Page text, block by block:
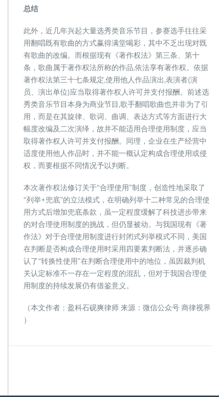
总结
此外，近几年兴起大量选秀类音乐节目，参赛选手往往采
用翻唱既有歌曲的方式赢得满堂喝彩，其中不乏出现对既
有歌曲的改编。而根据现有《著作权法》第三条、第十
条，歌曲属于著作权法所称的作品,依法享有著作权。依据
著作权法第三十七条规定,使用他人作品演出,表演者(演
员、演出单位)应当取得著作权人许可并支付报酬。前述选
秀类音乐节目本身为商业节目,歌手翻唱歌曲也并非为了引
用，而是在其旋律、歌词、曲调、表达方式等方面进行大
幅度改编及二次演绎，故并不能适用合理使用制度，应当
取得著作权人许可并支付报酬。同理，企业在生产经营中
适度使用他人作品时，并不能一概认定构成合理使用或侵
权，而要根据不同情况予以判断。
本次著作权法修订关于“合理使用”制度，创造性地采取了
“列举+兜底”的立法模式，在明确列举十二种常见的合理使
用方式后增加兜底条款，虽一定程度缓解了科技进步带来
的对合理使用制度的挑战，但仍显被动。与我国现有《著
作法》对于合理使用制度进行封闭式列举模式不同，美国
在判断是否构成合理使用时采用四要素判断法，并逐步确
认了“转换性使用”在判断合理使用中的地位，虽因裁判机
关认定标准不一存在一定程度的混乱，但对于我国合理使
用制度的持续发展仍有借鉴意义。
（本文作者：盈科石砚爽律师 来源：微信公众号 商律视界
）